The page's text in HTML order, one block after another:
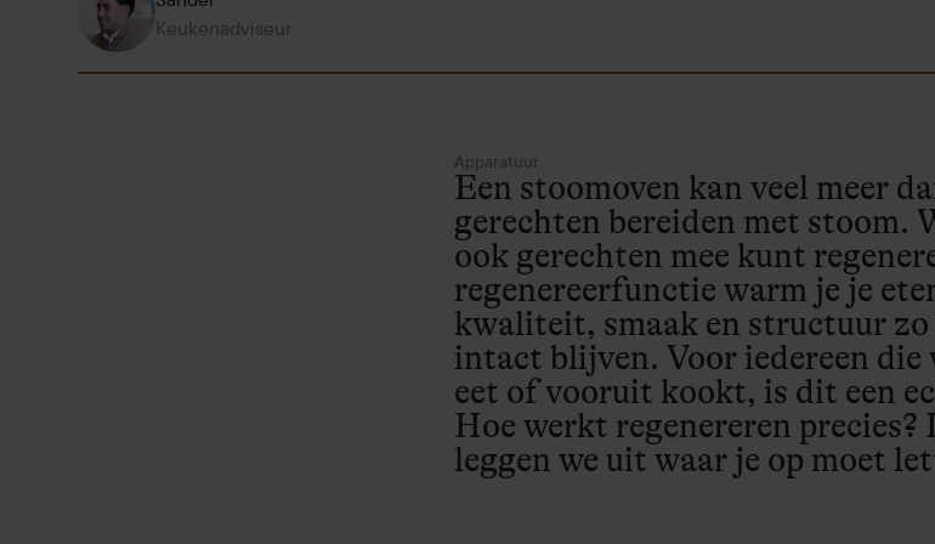
Keukenadviseur
Apparatuur
Een stoomoven kan veel meer
gerechten bereiden met stoom.
ook gerechten mee kunt
regenereerfunctie warm je je
kwaliteit, smaak en structuur
intact blijven. Voor iedereen die
eet of vooruit kookt, is dit een
Hoe werkt regenereren precies?
leggen we uit waar je op moet